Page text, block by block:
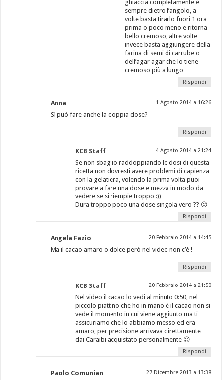
ghiaccia completamente è
sempre dietro l’angolo, a
volte basta tirarlo fuori 1 ora
prima o poco meno e ritorna
bello cremoso, altre volte
invece basta aggiungere della
farina di semi di carrube o
dell’agar agar che lo tiene
cremoso più a lungo
Rispondi
Anna 1 Agosto 2014 a 16:26
Sì può fare anche la doppia dose?
Rispondi
KCB Staff 4 Agosto 2014 a 21:24
Se non sbaglio raddoppiando le dosi di questa
ricetta non dovresti avere problemi di capienza
con la gelatiera, volendo la prima volta puoi
provare a fare una dose e mezza in modo da
vedere se si riempie troppo :))
Dura troppo poco una dose singola vero ?? 😛
Rispondi
Angela Fazio 20 Febbraio 2014 a 14:45
Ma il cacao amaro o dolce però nel video non c’è !
Rispondi
KCB Staff 20 Febbraio 2014 a 21:50
Nel video il cacao lo vedi al minuto 0:50, nel
piccolo piattino che ho in mano è il cacao non si
vede il momento in cui viene aggiunto ma ti
assicuriamo che lo abbiamo messo ed era
amaro, per precisione arrivava direttamente
dai Caraibi acquistato personalmente 😉
Rispondi
Paolo Comunian 27 Dicembre 2013 a 13:38